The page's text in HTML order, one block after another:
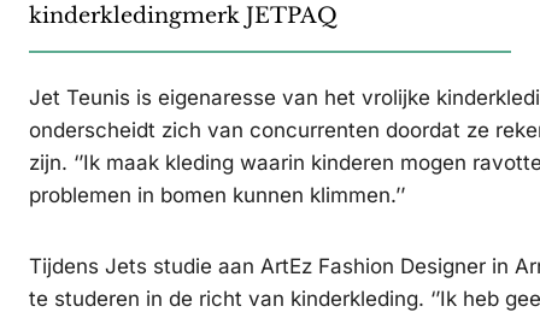
kinderkledingmerk JETPAQ
Jet Teunis is eigenaresse van het vrolijke
onderscheidt zich van concurrenten doordat ze
zijn. ‘’Ik maak kleding waarin kinderen mogen
problemen in bomen kunnen klimmen.’’
Tijdens Jets studie aan ArtEz Fashion Designer in
te studeren in de richt van kinderkleding. ‘’Ik heb